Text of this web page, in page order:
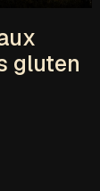
gluten